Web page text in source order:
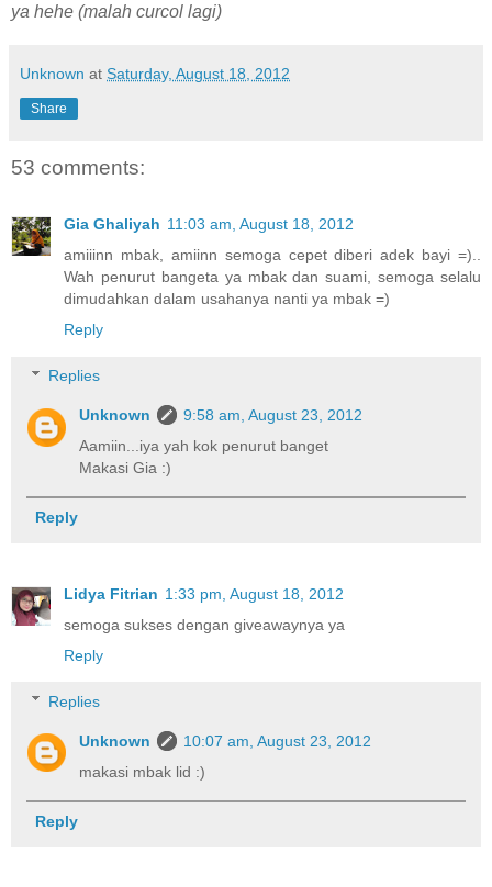
ya hehe (malah curcol lagi)
Unknown at Saturday, August 18, 2012
Share
53 comments:
Gia Ghaliyah 11:03 am, August 18, 2012
amiiinn mbak, amiinn semoga cepet diberi adek bayi =)..
Wah penurut bangeta ya mbak dan suami, semoga selalu
dimudahkan dalam usahanya nanti ya mbak =)
Reply
Replies
Unknown
9:58 am, August 23, 2012
Aamiin...iya yah kok penurut banget
Makasi Gia :)
Reply
Lidya Fitrian 1:33 pm, August 18, 2012
semoga sukses dengan giveawaynya ya
Reply
Replies
Unknown
10:07 am, August 23, 2012
makasi mbak lid :)
Reply